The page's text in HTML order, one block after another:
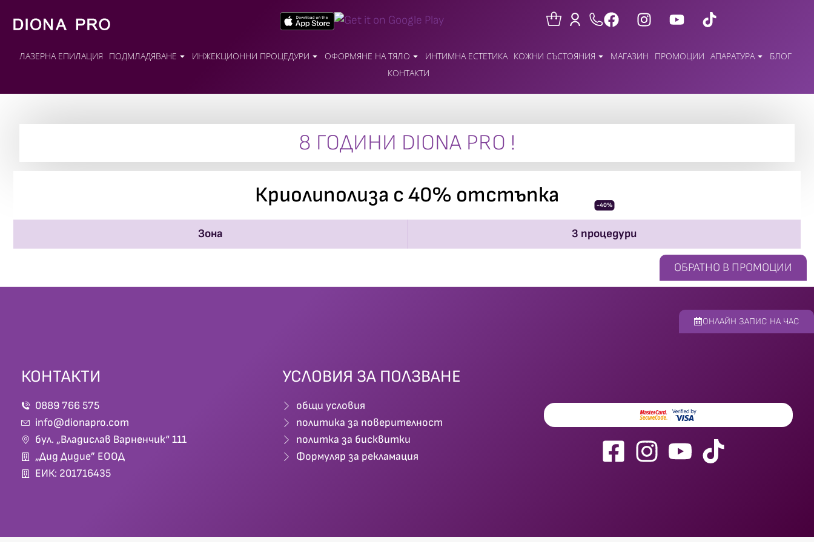
ЛАЗЕРНА ЕПИЛАЦИЯ ПОДМЛАДЯВАНЕ ИНЖЕКЦИОННИ ПРОЦЕДУРИ ОФОРМЯНЕ НА ТЯЛО ИНТИМНА ЕСТЕТИКА КОЖНИ СЪСТОЯНИЯ МАГАЗИН ПРОМОЦИИ АПАРАТУРА
БЛОГ
КОНТАКТИ
8 ГОДИНИ DIONA PRO !
Криолиполиза с 40% отстъпка
Зона
-40%
3 процедури
ОБРАТНО В ПРОМОЦИИ
КОНТАКТИ
0889 766 575
info@dionapro.com
бул. „Владислав Варненчик“ 111
„Дид Дидие” ЕООД
ЕИК: 201716435
УСЛОВИЯ ЗА ПОЛЗВАНЕ
общи условия
политика за поверителност
политка за бисквитки
Формуляр за рекламация
ОНЛАЙН ЗАПИС НА ЧАС